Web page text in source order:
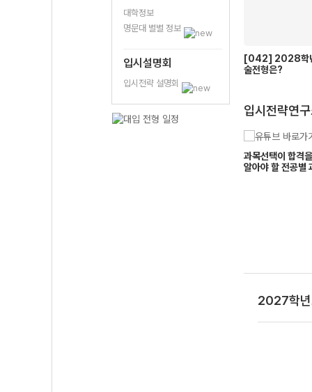
대학정보
명문대 별별 정보
입시설명회
입시전략 설명회
[042] 2028학
술전형은?
입시전략연
과목선택이 합격
알아야 할 전공별
조경진
멘토
2027학년